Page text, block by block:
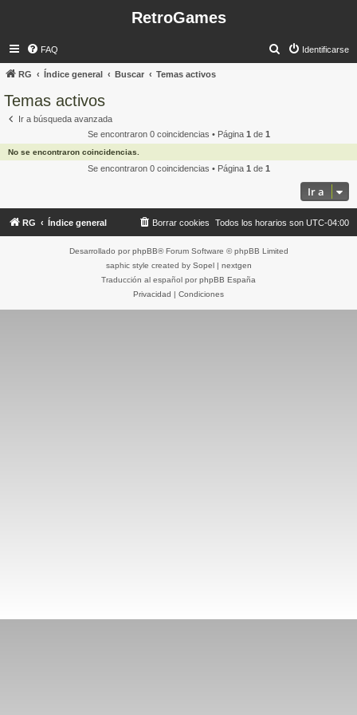
RetroGames
FAQ Identificarse
r
RG Índice general Buscar Temas activos
Temas activos
Ir a búsqueda avanzada
Se encontraron 0 coincidencias • Página 1 de 1
No se encontraron coincidencias.
Se encontraron 0 coincidencias • Página 1 de 1
Ir a
RG Índice general Todos los horarios son UTC-04:00
Borrar cookies
Desarrollado por phpBB® Forum Software © phpBB Limited
saphic style created by Sopel| nextgen
Traducción al español por phpBB España
Privacidad | Condiciones